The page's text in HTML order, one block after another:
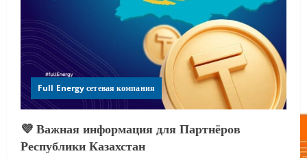
Full Energy сетевая компания
💜 Важная информация для Партнёров
Республики Казахстан